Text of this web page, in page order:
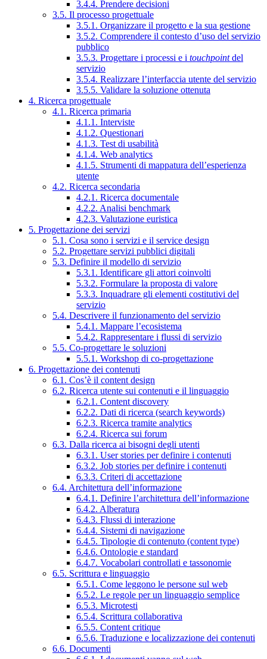
3.4.4. Prendere decisioni
3.5. Il processo progettuale
3.5.1. Organizzare il progetto e la sua gestione
3.5.2. Comprendere il contesto d’uso del servizio
pubblico
3.5.3. Progettare i processi e i touchpointdel
servizio
3.5.4. Realizzare l’interfaccia utente del servizio
3.5.5. Validare la soluzione ottenuta
4. Ricerca progettuale
4.1. Ricerca primaria
4.1.1. Interviste
4.1.2. Questionari
4.1.3. Test di usabilità
4.1.4. Web analytics
4.1.5. Strumenti di mappatura dell’esperienza
utente
4.2. Ricerca secondaria
4.2.1. Ricerca documentale
4.2.2. Analisi benchmark
4.2.3. Valutazione euristica
5. Progettazione dei servizi
5.1. Cosa sono i servizi e il service design
5.2. Progettare servizi pubblici digitali
5.3. Definire il modello di servizio
5.3.1. Identificare gli attori coinvolti
5.3.2. Formulare la proposta di valore
5.3.3. Inquadrare gli elementi costitutivi del
servizio
5.4. Descrivere il funzionamento del servizio
5.4.1. Mappare l’ecosistema
5.4.2. Rappresentare i flussi di servizio
5.5. Co-progettare le soluzioni
5.5.1. Workshop di co-progettazione
6. Progettazione dei contenuti
6.1. Cos’è il content design
6.2. Ricerca utente sui contenuti e il linguaggio
6.2.1. Content discovery
6.2.2. Dati di ricerca (search keywords)
6.2.3. Ricerca tramite analytics
6.2.4. Ricerca sui forum
6.3. Dalla ricerca ai bisogni degli utenti
6.3.1. User stories per definire i contenuti
6.3.2. Job stories per definire i contenuti
6.3.3. Criteri di accettazione
6.4. Architettura dell’informazione
6.4.1. Definire l’architettura dell’informazione
6.4.2. Alberatura
6.4.3. Flussi di interazione
6.4.4. Sistemi di navigazione
6.4.5. Tipologie di contenuto (content type)
6.4.6. Ontologie e standard
6.4.7. Vocabolari controllati e tassonomie
6.5. Scrittura e linguaggio
6.5.1. Come leggono le persone sul web
6.5.2. Le regole per un linguaggio semplice
6.5.3. Microtesti
6.5.4. Scrittura collaborativa
6.5.5. Content critique
6.5.6. Traduzione e localizzazione dei contenuti
6.6. Documenti